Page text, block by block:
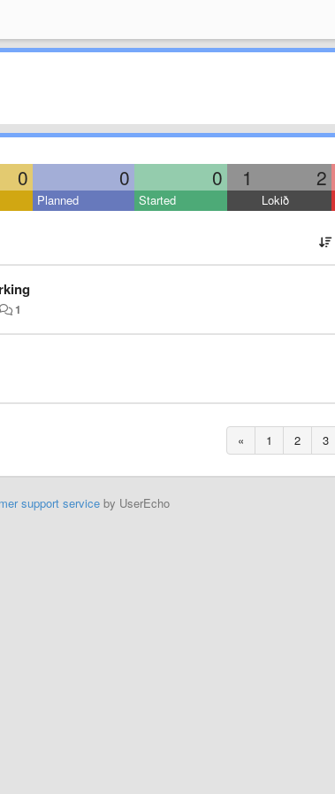
0 0 0 1 2
Planned Started Lokið
1
« 1 2 3
support serviceby UserEcho